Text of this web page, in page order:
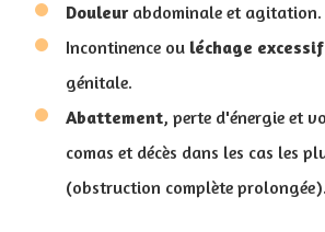
Douleurabdominale et agitation.
Incontinence ou léchage excessif
génitale.
Abattement, perte d'énergie et
comas et décès dans les cas les
(obstruction complète prolongée).